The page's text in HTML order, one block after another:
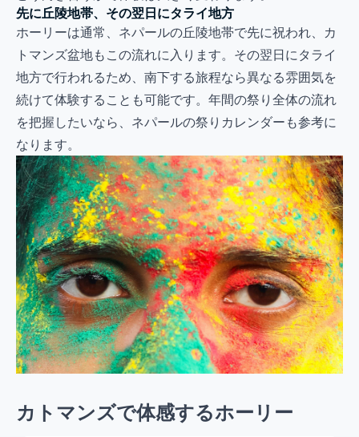
先に丘陵地帯、その翌日にタライ地方
ホーリーは通常、ネパールの丘陵地帯で先に祝われ、カ
トマンズ盆地もこの流れに入ります。その翌日にタライ
地方で行われるため、南下する旅程なら異なる雰囲気を
続けて体験することも可能です。年間の祭り全体の流れ
を把握したいなら、 ネパールの祭りカレンダーも参考に
なります。
カトマンズで体感するホーリー